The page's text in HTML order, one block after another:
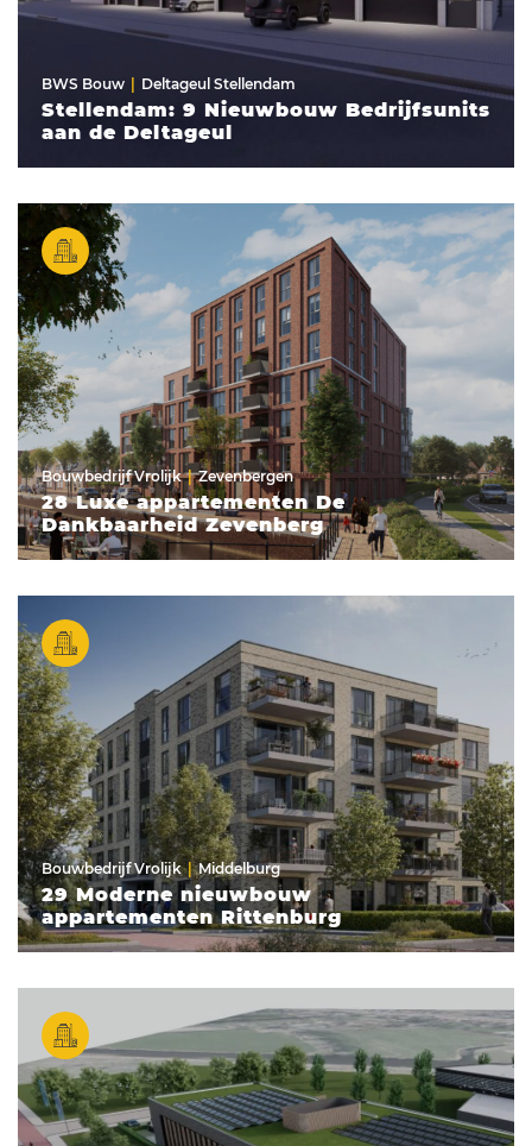
BWS Bouw Deltageul Stellendam
Stellendam: 9 Nieuwbouw Bedrijfsunits
aan de Deltageul
Bouwbedrijf Vrolijk Zevenbergen
28 Luxe appartementen De
Dankbaarheid Zevenberg
Bouwbedrijf Vrolijk Middelburg
29 Moderne nieuwbouw
appartementen Rittenburg